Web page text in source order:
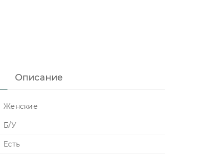
Описание
Женские
Б/У
Есть